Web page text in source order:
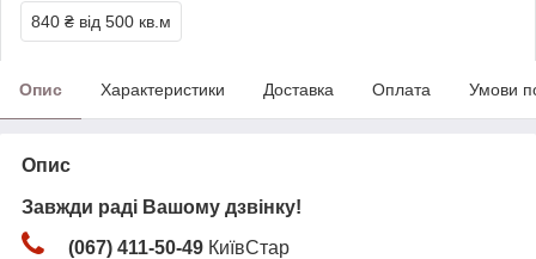
840 ₴ від 500 кв.м
Опис Характеристики Доставка Оплата Умови
Опис
Завжди раді Вашому дзвінку!
(067) 411-50-49 КиївСтар